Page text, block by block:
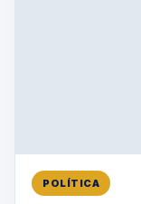
POLÍTICA